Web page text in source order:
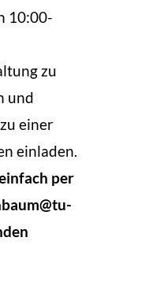
10:00-
zu
und
einer
einladen.
per